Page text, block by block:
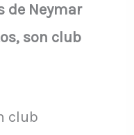
de Neymar
son club
club